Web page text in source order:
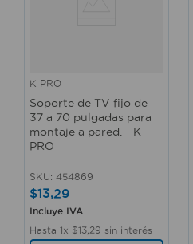
K PRO
Soporte de TV fijo de
37 a 70 pulgadas para
montaje a pared. - K
PRO
SKU: 454869
$13,29
Incluye IVA
Hasta 1x $13 29 sin interés